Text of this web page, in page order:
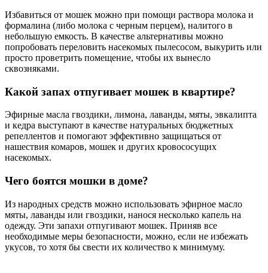
Избавиться от мошек можно при помощи раствора молока и
формалина (либо молока с черным перцем), налитого в
небольшую емкость. В качестве альтернативы можно
попробовать переловить насекомых пылесосом, выкурить или
просто проветрить помещение, чтобы их вынесло
сквозняками.
Какой запах отпугивает мошек в квартире?
Эфирные масла гвоздики, лимона, лаванды, мяты, эвкалипта
и кедра выступают в качестве натуральных бюджетных
репеллентов и помогают эффективно защищаться от
нашествия комаров, мошек и других кровососущих
насекомых.
Чего боятся мошки в доме?
Из народных средств можно использовать эфирное масло
мяты, лаванды или гвоздики, нанося несколько капель на
одежду. Эти запахи отпугивают мошек. Приняв все
необходимые меры безопасности, можно, если не избежать
укусов, то хотя бы свести их количество к минимуму.